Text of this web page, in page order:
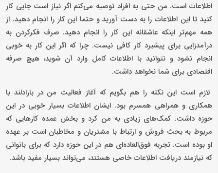
اطلاعات است. من حتی به افراد توصیه می‌کنم اگر نیاز است جایی کار
کنید تا این اطلاعات را به دست آورید و حتما این کار را انجام دهید. از
همه مهم‌تر اینکه عاشقانه این کار را انجام دهید. صرف فکرکردن به
درآمدزایی برای پیشبرد کار کافی نیست. چرا که اگر این کار به خوبی
انجام نشود و نتوانید با اطلاعات کامل وارد آن شوید، هیچ صرفه
اقتصادی برای شما نخواهد داشت.
لازم است این نکته را هم بگویم که آغاز فعالیت من در بارادلند با
همکاری و همراهی همسرم بود. ایشان اطلاعات بسیار خوبی در این
حوزه داشت. کمک‌های زیادی به من کرد و بخش عمده کارهایی که
مربوط به بحث فروش و ارتباط با مشتریان و مخاطبان است بر عهده
او بوده است. تجربه فوق‌العاده‌ای هم در این حوزه دارد که برای بانوانی
که نیازمند دریافت اطلاعات خاصی هستند، می‌تواند بسیار مفید باشد.